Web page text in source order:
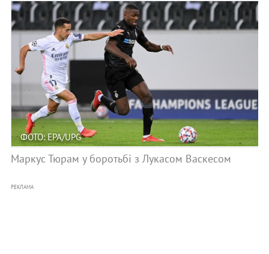
ФОТО: EPA/UPG
Маркус Тюрам у боротьбі з Лукасом Васкесом
РЕКЛАМА